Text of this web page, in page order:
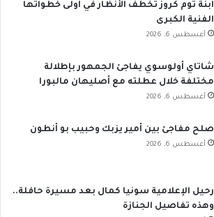
ابنة توم كروز تخطف الأنظار في أولى خطواتها
الفنية الكبرى
أغسطس 6, 2026
شاتاي أولوسوي يفاجئ الجمهور بإطلالة
مختلفة خلال عطلته مع أصليهان مالبورا
أغسطس 6, 2026
صلح مفاجئ بين أمير يزبك وحبيب بو أنطون
أغسطس 6, 2026
رحيل الإعلامية سونيا كمال بعد مسيرة حافلة..
وهذه تفاصيل الجنازة